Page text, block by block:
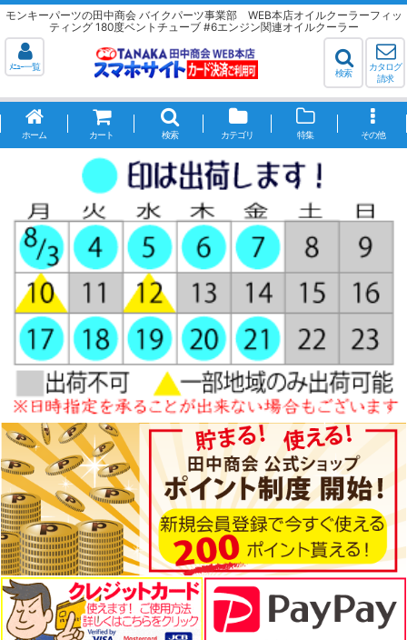
モンキーパーツの田中商会 バイクパーツ事業部 WEB本店オイルクーラーフィッ
ティング 180度ベントチューブ #6エンジン関連オイルクーラー
ﾒﾆｭｰ一覧
検索
カタログ
請求
ホーム カート 検索 カテゴリ 特集 その他